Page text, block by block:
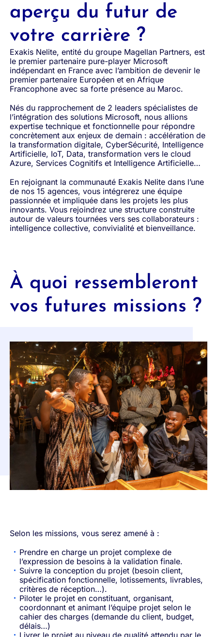
aperçu du futur de
votre carrière ?
Exakis Nelite, entité du groupe Magellan Partners, est
le premier partenaire pure-player Microsoft
indépendant en France avec l’ambition de devenir le
premier partenaire Européen et en Afrique
Francophone avec sa forte présence au Maroc.
Nés du rapprochement de 2 leaders spécialistes de
l’intégration des solutions Microsoft, nous allions
expertise technique et fonctionnelle pour répondre
concrètement aux enjeux de demain : accélération de
la transformation digitale, CyberSécurité, Intelligence
Artificielle, IoT, Data, transformation vers le cloud
Azure, Services Cognitifs et Intelligence Artificielle…
En rejoignant la communauté Exakis Nelite dans l’une
de nos 15 agences, vous intégrerez une équipe
passionnée et impliquée dans les projets les plus
innovants. Vous rejoindrez une structure construite
autour de valeurs tournées vers ses collaborateurs :
intelligence collective, convivialité et bienveillance.
À quoi ressembleront
vos futures missions ?
Selon les missions, vous serez amené à :
Prendre en charge un projet complexe de
l’expression de besoins à la validation finale.
Suivre la conception du projet (besoin client,
spécification fonctionnelle, lotissements, livrables,
critères de réception…).
Piloter le projet en constituant, organisant,
coordonnant et animant l’équipe projet selon le
cahier des charges (demande du client, budget,
délais…)